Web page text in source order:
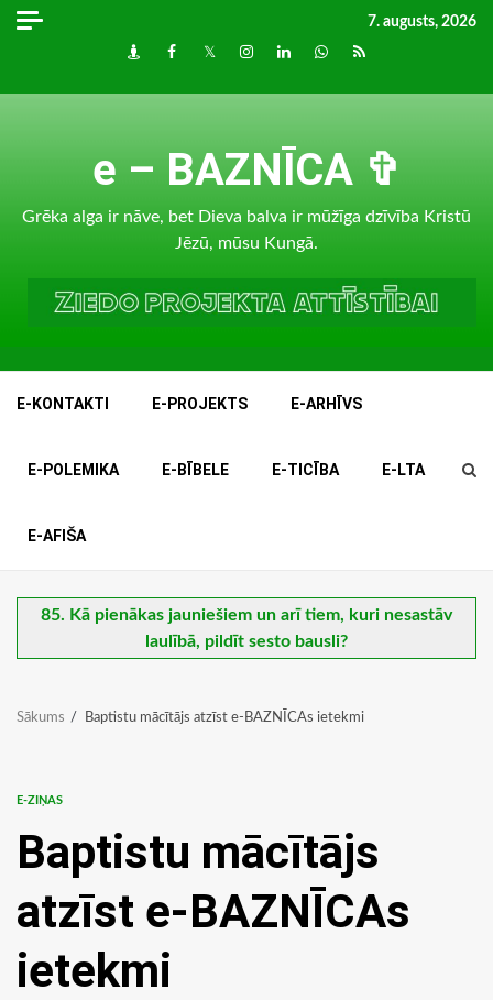
Skip
7. augusts, 2026
DraugiemFacebook
TwitterInstagram
LinkedInwhatsapp
RSS
e – BAZNĪCA ✞
Grēka alga ir nāve, bet Dieva balva ir mūžīga dzīvība Kristū
Jēzū, mūsu Kungā.
E-KONTAKTI E-PROJEKTS E-ARHĪVS
E-POLEMIKA E-BĪBELE E-TICĪBA E-LTA
E-AFIŠA
85. Kā pienākas jauniešiem un arī tiem, kuri nesastāv
laulībā, pildīt sesto bausli?
Sākums Baptistu mācītājs atzīst e-BAZNĪCAs ietekmi
E-ZIŅAS
Baptistu mācītājs
atzīst e-BAZNĪCAs
ietekmi